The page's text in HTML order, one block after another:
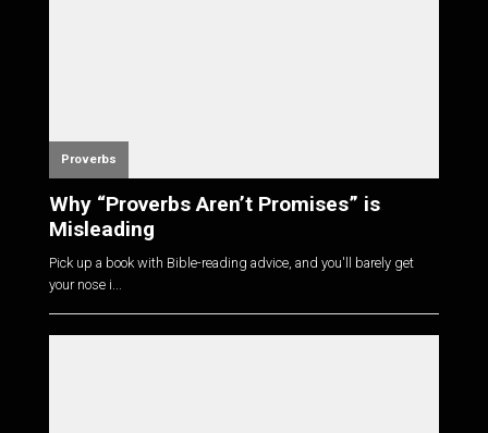
Proverbs
Why “Proverbs Aren’t Promises” is
Misleading
Pick up a book with Bible-reading advice, and you'll barely get
your nose i...